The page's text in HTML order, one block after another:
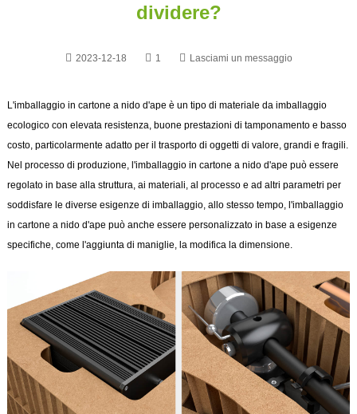
dividere?
2023-12-18 1 Lasciami un messaggio
L'imballaggio in cartone a nido d'ape è un tipo di materiale da imballaggio
ecologico con elevata resistenza, buone prestazioni di tamponamento e basso
costo, particolarmente adatto per il trasporto di oggetti di valore, grandi e fragili.
Nel processo di produzione, l'imballaggio in cartone a nido d'ape può essere
regolato in base alla struttura, ai materiali, al processo e ad altri parametri per
soddisfare le diverse esigenze di imballaggio, allo stesso tempo, l'imballaggio
in cartone a nido d'ape può anche essere personalizzato in base a esigenze
specifiche, come l'aggiunta di maniglie, la modifica la dimensione.